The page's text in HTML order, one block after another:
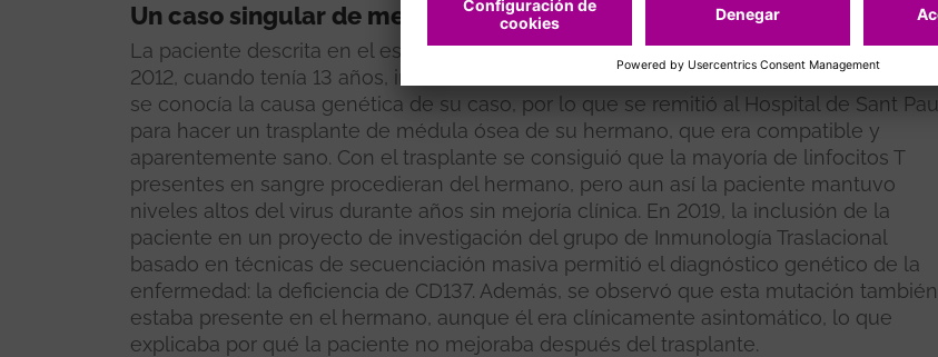
Un caso singular de mejoría espontánea tras un trasplante
La paciente descrita en el estudio debutó con clínica grave de infección por EBV en
2012, cuando tenía 13 años, incluido el desarrollo de un linfoma. Entonces todavía no
se conocía la causa genética de su caso, por lo que se remitió al Hospital de Sant Pau
para hacer un trasplante de médula ósea de su hermano, que era compatible y
aparentemente sano. Con el trasplante se consiguió que la mayoría de linfocitos T
presentes en sangre procedieran del hermano, pero aun así la paciente mantuvo
niveles altos del virus durante años sin mejoría clínica. En 2019, la inclusión de la
paciente en un proyecto de investigación del grupo de Inmunología Traslacional
basado en técnicas de secuenciación masiva permitió el diagnóstico genético de la
enfermedad: la deficiencia de CD137. Además, se observó que esta mutación también
estaba presente en el hermano, aunque él era clínicamente asintomático, lo que
explicaba por qué la paciente no mejoraba después del trasplante.